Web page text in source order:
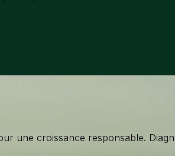
une croissance responsable.